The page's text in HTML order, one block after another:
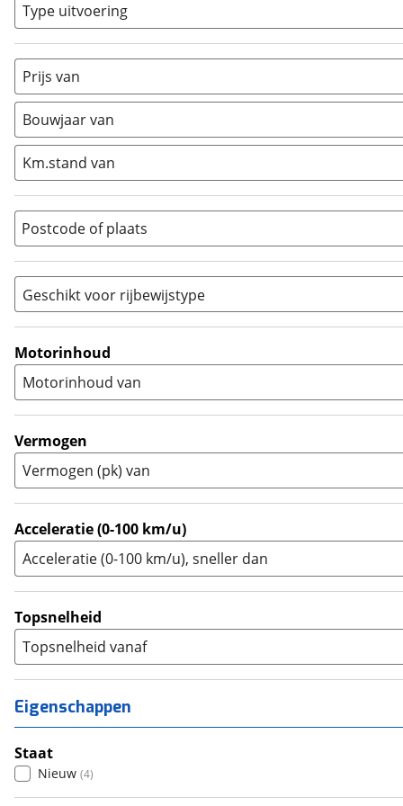
Crosser (0)
Enduro
Minibike (0)
Motorscooter
Naked
Overig (0)
Racer ( 0)
Sport (0)
Sport Touring
Supermotard (0)
Supersport
Tourer (0)
Touring Enduro
Trike (0)
Zijspan 0)
Type uitvoering
Prijs van
Bouwjaar van
Km.stand van
Postcode of plaats
Geschikt voor rijbewijstype
A (4)
A1 (0)
(
Motorinhoud
Motorinhoud van
Vermogen
Vermogen (pk) van
Acceleratie (0-100 km/u)
Acceleratie (0-100 km/u), sneller dan
Topsnelheid
Topsnelheid vanaf
Eigenschappen
Staat
Nieuw (4)